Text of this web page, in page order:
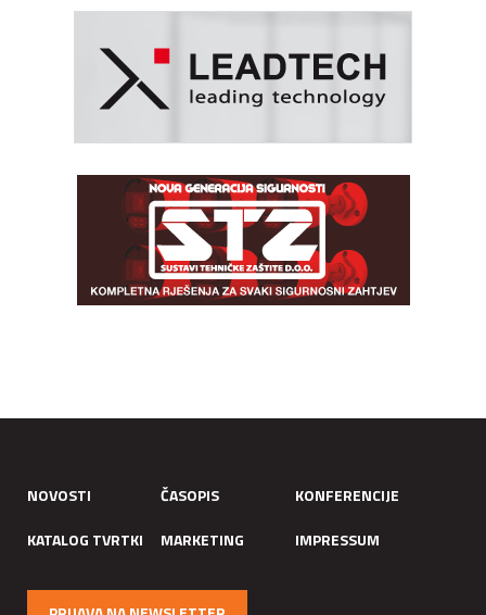
NOVOSTI ČASOPIS
KONFERENCIJE
KATALOG TVRTKI
MARKETING IMPRESSUM